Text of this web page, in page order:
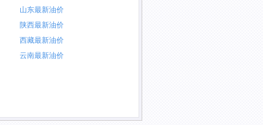
山东最新油价
陕西最新油价
西藏最新油价
云南最新油价